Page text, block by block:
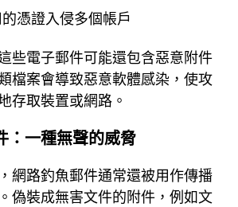
憑證入侵多個帳戶
些電子郵件可能還包含惡意附件
檔案會導致惡意軟體感染，使攻
存取裝置或網路。
：一種無聲的威脅
網路釣魚郵件通常還被用作傳播
偽裝成無害文件的附件，例如文